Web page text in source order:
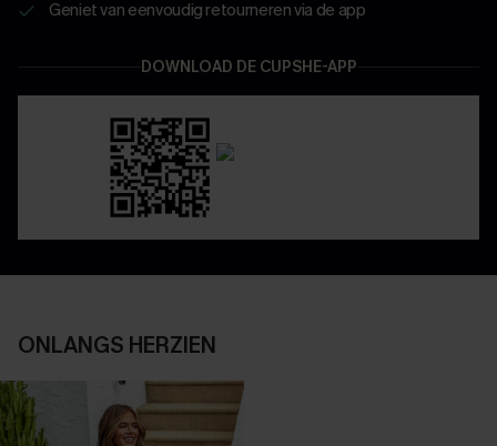
Geniet van eenvoudig retourneren via de app
DOWNLOAD DE CUPSHE-APP
ONLANGS HERZIEN